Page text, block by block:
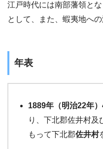
江戸時代には南部藩領と
として、また、蝦夷地へ
年表
1889年（明治22年
り、下北郡佐井村及
もって下北郡佐井村